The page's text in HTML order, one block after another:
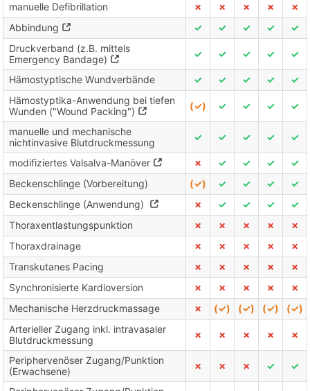
manuelle Defibrillation
✗ ✗ ✗ ✗
✗
Abbindung
✓ ✓ ✓ ✓
✓
Druckverband (z.B. mittels
Emergency Bandage)
✓ ✓ ✓ ✓ ✓
Hämostyptische Wundverbände ✓ ✓ ✓ ✓
✓
Hämostyptika-Anwendung bei tiefen
Wunden ("Wound Packing")
(✓) ✓ ✓ ✓ ✓
manuelle und mechanische
nichtinvasive Blutdruckmessung
✓ ✓ ✓ ✓ ✓
modifiziertes Valsalva-Manöver ✗ ✓ ✓ ✓
✓
Beckenschlinge (Vorbereitung)
(✓) ✓ ✓ ✓
✓
Beckenschlinge (Anwendung)
✗ ✓ ✓ ✓
✓
Thoraxentlastungspunktion
✗ ✗ ✗ ✗
✗
Thoraxdrainage
✗ ✗ ✗ ✗
✗
Transkutanes Pacing
✗ ✗ ✗ ✗
✗
Synchronisierte Kardioversion
✗ ✗ ✗ ✗
✗
Mechanische Herzdruckmassage
✗ (✓) (✓) (✓)
(✓)
Arterieller Zugang inkl. intravasaler
Blutdruckmessung
✗ ✗ ✗ ✗ ✗
Periphervenöser Zugang/Punktion
(Erwachsene)
✗ ✗ ✗ ✓ ✓